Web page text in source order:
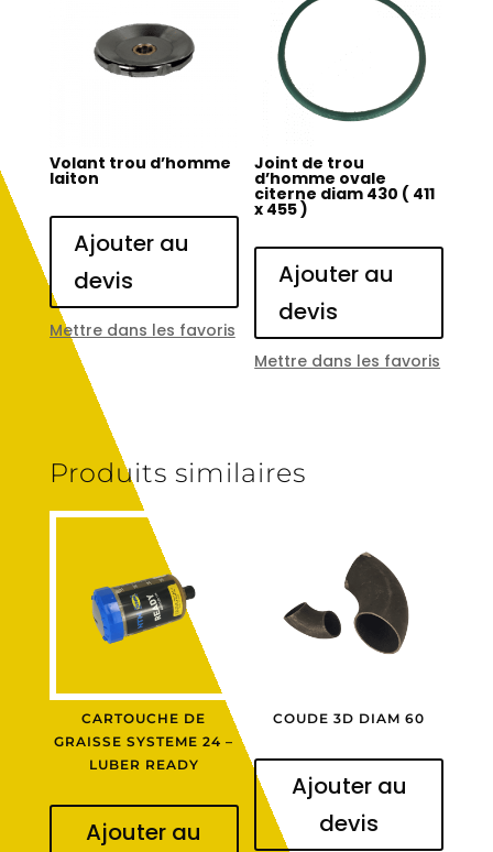
Volant trou d’homme
laiton
Ajouter au
devis
Mettre dans les favoris
Joint de trou
d’homme ovale
citerne diam 430 ( 411
x 455 )
Ajouter au
devis
Mettre dans les favoris
Produits similaires
CARTOUCHE DE
GRAISSE SYSTEME 24 –
LUBER READY
Ajouter au
COUDE 3D DIAM 60
Ajouter au
devis